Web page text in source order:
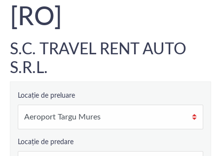
[RO]
S.C. TRAVEL RENT AUTO
S.R.L.
Locație de preluare
Locație de predare